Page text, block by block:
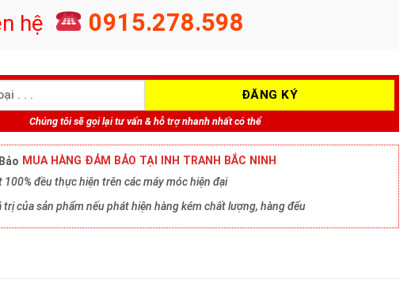
hệ 0915.278.598
Chúng tôi sẽ gọi lại tư vấn & hỗ trợ nhanh nhất có thể
MUA HÀNG ĐẢM BẢO TẠI INH TRANH BẮC NINH
100% đều thực hiện trên các máy móc hiện đại
trị của sản phẩm nếu phát hiện hàng kém chất lượng, hàng đểu